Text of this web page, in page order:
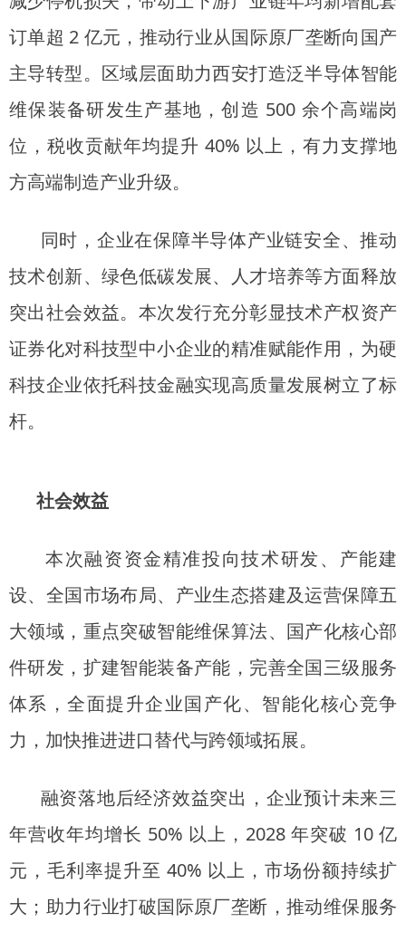
订单超 2 亿元，推动行业从国际原厂垄断向国产
主导转型。区域层面助力西安打造泛半导体智能
维保装备研发生产基地，创造 500 余个高端岗
位，税收贡献年均提升 40% 以上，有力支撑地
方高端制造产业升级。
同时，企业在保障半导体产业链安全、推动
技术创新、绿色低碳发展、人才培养等方面释放
突出社会效益。本次发行充分彰显技术产权资产
证券化对科技型中小企业的精准赋能作用，为硬
科技企业依托科技金融实现高质量发展树立了标
杆。
社会效益
本次融资资金精准投向技术研发、产能建
设、全国市场布局、产业生态搭建及运营保障五
大领域，重点突破智能维保算法、国产化核心部
件研发，扩建智能装备产能，完善全国三级服务
体系，全面提升企业国产化、智能化核心竞争
力，加快推进进口替代与跨领域拓展。
融资落地后经济效益突出，企业预计未来三
年营收年均增长 50% 以上，2028 年突破 10 亿
元，毛利率提升至 40% 以上，市场份额持续扩
大；助力行业打破国际原厂垄断，推动维保服务